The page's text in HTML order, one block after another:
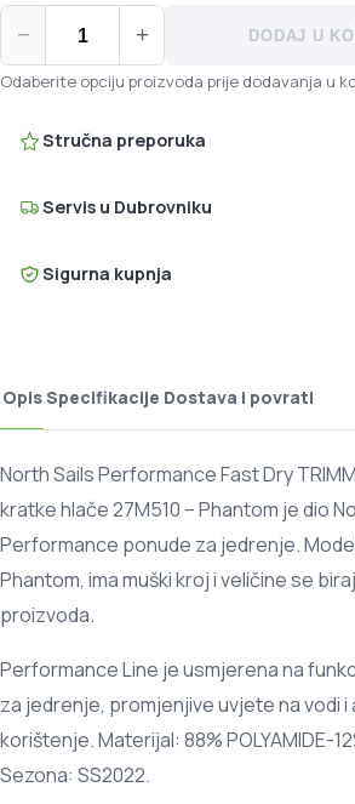
−
North Sails Performance Fast Dry
+ DODAJ U
Odaberite opciju proizvoda prije dodavanja u
Stručna preporuka
Servis u Dubrovniku
Sigurna kupnja
OpisSpecifikacije Dostava i povrati
North Sails Performance Fast Dry
kratke hlače 27M510 – Phantom je dio
Performance ponude za jedrenje.
Phantom, ima muški kroj i veličine se
proizvoda.
Performance Line je usmjerena na
za jedrenje, promjenjive uvjete na vodi i
korištenje. Materijal: 88% POLYAMIDE-
Sezona: SS2022.